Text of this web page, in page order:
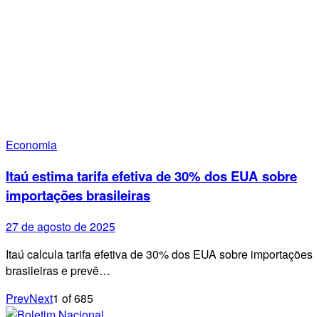
Economia
Itaú estima tarifa efetiva de 30% dos EUA sobre
importações brasileiras
27 de agosto de 2025
Itaú calcula tarifa efetiva de 30% dos EUA sobre importações
brasileiras e prevê…
PrevNext1 of685